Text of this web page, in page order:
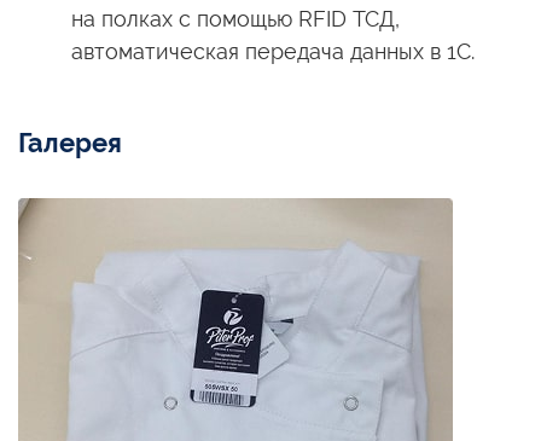
на полках с помощью RFID ТСД,
автоматическая передача данных в 1С.
Галерея